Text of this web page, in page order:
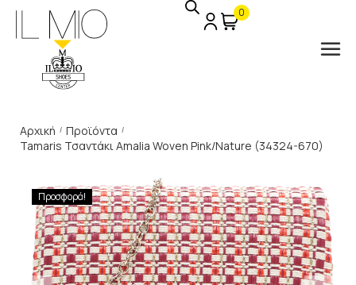
0
Αρχική / Προϊόντα /
Tamaris Τσαντάκι Amalia Woven Pink/Nature (34324-670)
Προσφορά!